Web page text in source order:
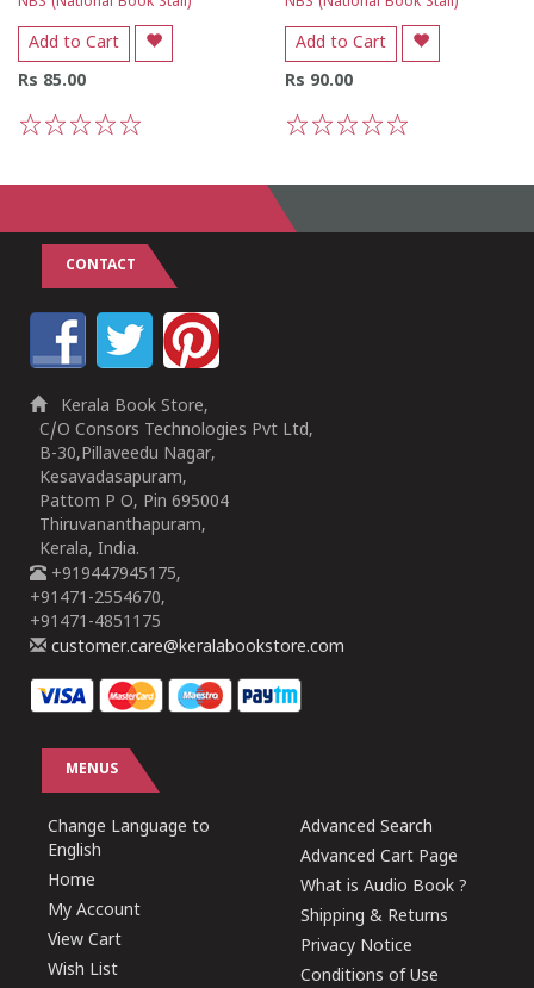
Add to Cart
Rs 85.00
Add to Cart
Rs 90.00
CONTACT
Kerala Book Store,
C/O Consors Technologies Pvt Ltd,
B-30,Pillaveedu Nagar,
Kesavadasapuram,
Pattom P O, Pin 695004
Thiruvananthapuram,
Kerala, India.
+919447945175,
+91471-2554670,
+91471-4851175
customer.care@keralabookstore.com
MENUS
Change Language to
English
Home
My Account
View Cart
Wish List
Advanced Search
Advanced Cart Page
What is Audio Book ?
Shipping & Returns
Privacy Notice
Conditions of Use